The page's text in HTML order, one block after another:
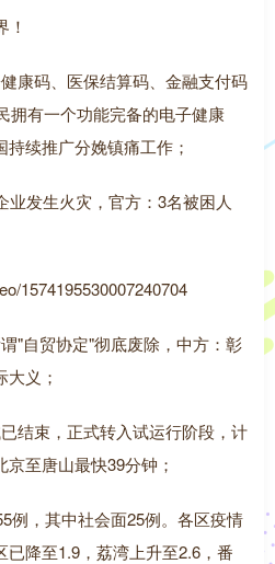
康码、医保结算码、金融支付码
拥有一个功能完备的电子健康
续推广分娩镇痛工作；
业发生火灾，官方：3名被困人
1574195530007240704
"自贸协定"彻底废除，中方：彰
义；
结束，正式转入试运行阶段，计
至唐山最快39分钟；
例，其中社会面25例。各区疫情
降至1.9，荔湾上升至2.6，番